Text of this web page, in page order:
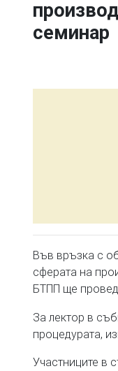
семинар
Във връзка с
сферата на
БТПП ще
За лектор в
процедурата,
Участниците в